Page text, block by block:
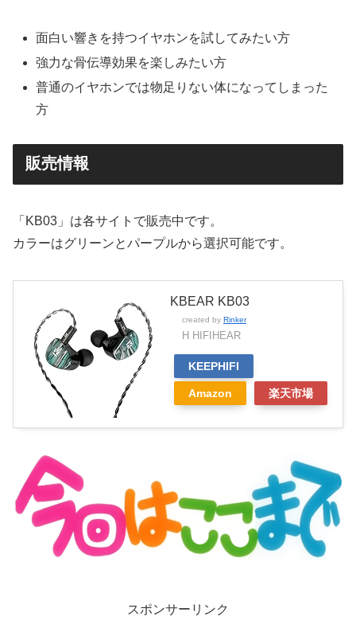
面白い響きを持つイヤホンを試してみたい方
強力な骨伝導効果を楽しみたい方
普通のイヤホンでは物足りない体になってしまった
方
販売情報
「KB03」は各サイトで販売中です。
カラーはグリーンとパープルから選択可能です。
KBEAR KB03
created by Rinker
H HIFIHEAR
KEEPHIFI
Amazon 楽天市場
スポンサーリンク